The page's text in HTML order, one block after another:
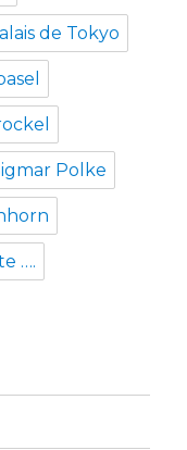
de Tokyo
Polke
….